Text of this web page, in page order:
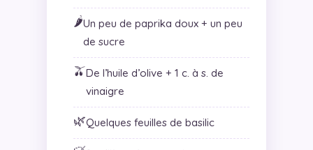
🌶️Un peu de paprika doux + un peu
de sucre
🫒De l’huile d’olive + 1 c. à s. de
vinaigre
🌿Quelques feuilles de basilic